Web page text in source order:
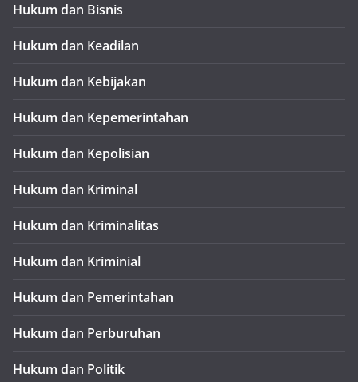
Hukum dan Bisnis
Hukum dan Keadilan
Hukum dan Kebijakan
Hukum dan Kepemerintahan
Hukum dan Kepolisian
Hukum dan Kriminal
Hukum dan Kriminalitas
Hukum dan Kriminial
Hukum dan Pemerintahan
Hukum dan Perburuhan
Hukum dan Politik